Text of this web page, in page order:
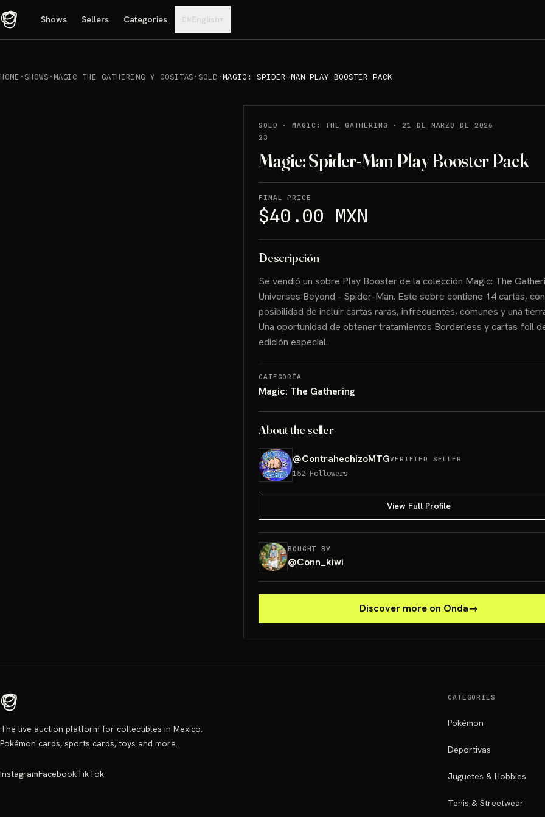
Shows Sellers Categories EN English▾
HOME · SHOWS · MAGIC THE GATHERING Y COSITAS · SOLD ·MAGIC: SPIDER-MAN PLAY BOOSTER PACK
SOLD ·MAGIC: THE GATHERING ·21 DE MARZO DE 2026
23
Magic: Spider-Man Play Booster Pack
FINAL PRICE
$40.00 MXN
Descripción
Se vendió un sobre Play Booster de la colección Magic: The
Universes Beyond - Spider-Man. Este sobre contiene 14 cartas,
posibilidad de incluir cartas raras, infrecuentes, comunes y una
Una oportunidad de obtener tratamientos Borderless y cartas foil
edición especial.
CATEGORÍA
Magic: The Gathering
About the seller
@ContrahechizoMTGVERIFIED SELLER
152 Followers
View Full Profile
BOUGHT BY
@Conn_kiwi
Discover more on Onda→
The live auction platform for collectibles in Mexico.
Pokémon cards, sports cards, toys and more.
InstagramFacebookTikTok
CATEGORIES
Pokémon
Deportivas
Juguetes & Hobbies
Tenis & Streetwear